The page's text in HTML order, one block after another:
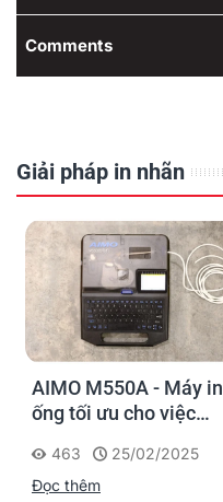
Comments
Giải pháp in nhãn
AIMO M550A - Máy in
ống tối ưu cho việc
nhận diện cáp điện,
cáp mạng
463
25/02/2025
Đọc thêm